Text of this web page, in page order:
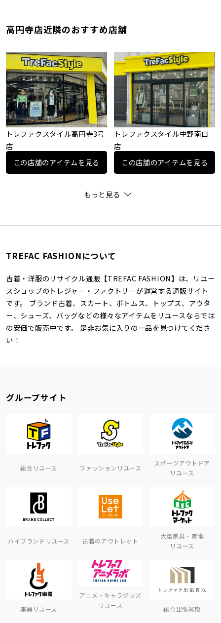
高円寺店近隣のおすすめ店舗
トレファクスタイル高円寺3号
店
この店舗のアイテムを見る
トレファクスタイル中野南口
店
この店舗のアイテムを見る
もっと見る
TREFAC FASHIONについて
古着・洋服のリサイクル通販【TREFAC FASHION】は、リユー
スショップのトレジャー・ファクトリーが運営する通販サイト
です。 ブランド古着、スカート、ボトムス、トップス、アウタ
ー、シューズ、バッグなどの様々なアイテムをリユースならでは
の安価で販売中です。 是非お気に入りの一品を見つけてくださ
い！
グループサイト
総合リユース ファッションリユース
スポーツアウトドア
リユース
ハイブランドリユース 古着のアウトレット
大型家具・家電
リユース
楽器リユース
アニメ・キャラグッズ
リユース
総合出張買取